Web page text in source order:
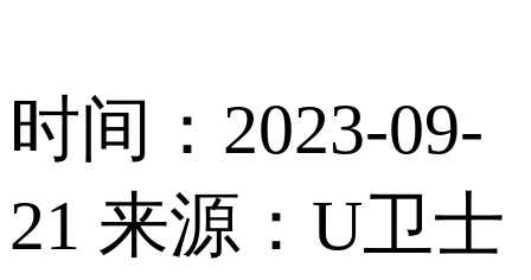
时间：2023-09-
21 来源：U卫士